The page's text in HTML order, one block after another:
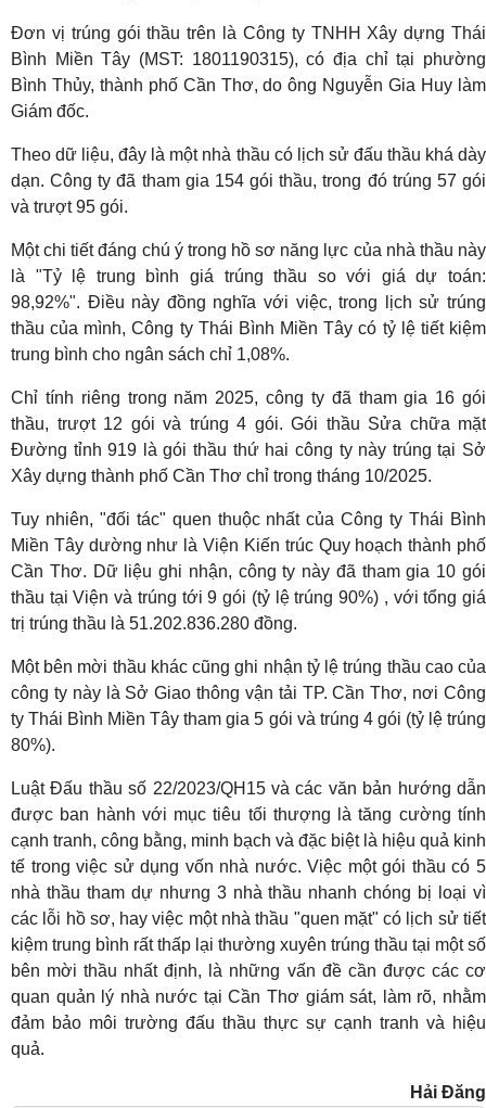
Đơn vị trúng gói thầu trên là Công ty TNHH Xây dựng Thái
Bình Miền Tây (MST: 1801190315), có địa chỉ tại phường
Bình Thủy, thành phố Cần Thơ, do ông Nguyễn Gia Huy làm
Giám đốc.
Theo dữ liệu, đây là một nhà thầu có lịch sử đấu thầu khá dày
dạn. Công ty đã tham gia 154 gói thầu, trong đó trúng 57 gói
và trượt 95 gói.
Một chi tiết đáng chú ý trong hồ sơ năng lực của nhà thầu này
là "Tỷ lệ trung bình giá trúng thầu so với giá dự toán:
98,92%". Điều này đồng nghĩa với việc, trong lịch sử trúng
thầu của mình, Công ty Thái Bình Miền Tây có tỷ lệ tiết kiệm
trung bình cho ngân sách chỉ 1,08%.
Chỉ tính riêng trong năm 2025, công ty đã tham gia 16 gói
thầu, trượt 12 gói và trúng 4 gói. Gói thầu Sửa chữa mặt
Đường tỉnh 919 là gói thầu thứ hai công ty này trúng tại Sở
Xây dựng thành phố Cần Thơ chỉ trong tháng 10/2025.
Tuy nhiên, "đối tác" quen thuộc nhất của Công ty Thái Bình
Miền Tây dường như là Viện Kiến trúc Quy hoạch thành phố
Cần Thơ. Dữ liệu ghi nhận, công ty này đã tham gia 10 gói
thầu tại Viện và trúng tới 9 gói (tỷ lệ trúng 90%) , với tổng giá
trị trúng thầu là 51.202.836.280 đồng.
Một bên mời thầu khác cũng ghi nhận tỷ lệ trúng thầu cao của
công ty này là Sở Giao thông vận tải TP. Cần Thơ, nơi Công
ty Thái Bình Miền Tây tham gia 5 gói và trúng 4 gói (tỷ lệ trúng
80%).
Luật Đấu thầu số 22/2023/QH15 và các văn bản hướng dẫn
được ban hành với mục tiêu tối thượng là tăng cường tính
cạnh tranh, công bằng, minh bạch và đặc biệt là hiệu quả kinh
tế trong việc sử dụng vốn nhà nước. Việc một gói thầu có 5
nhà thầu tham dự nhưng 3 nhà thầu nhanh chóng bị loại vì
các lỗi hồ sơ, hay việc một nhà thầu "quen mặt" có lịch sử tiết
kiệm trung bình rất thấp lại thường xuyên trúng thầu tại một số
bên mời thầu nhất định, là những vấn đề cần được các cơ
quan quản lý nhà nước tại Cần Thơ giám sát, làm rõ, nhằm
đảm bảo môi trường đấu thầu thực sự cạnh tranh và hiệu
quả.
Hải Đăng